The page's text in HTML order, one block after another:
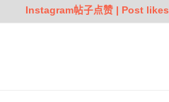
Instagram帖子点赞 | Post likes